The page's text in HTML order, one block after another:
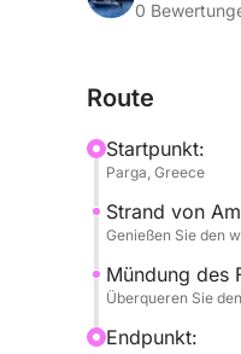
genießen Sie
auf ruhigen
Abendessen in
griechische
Ihr Komfort ist
geräumige
0
Route
Startpunkt:
Parga, Greece
Strand von
Genießen Sie den
Mündung des
Überqueren Sie
Endpunkt: